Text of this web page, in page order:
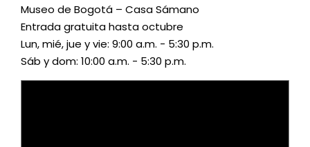
Museo de Bogotá – Casa Sámano
Entrada gratuita hasta octubre
Lun, mié, jue y vie: 9:00 a.m. - 5:30 p.m.
Sáb y dom: 10:00 a.m. - 5:30 p.m.